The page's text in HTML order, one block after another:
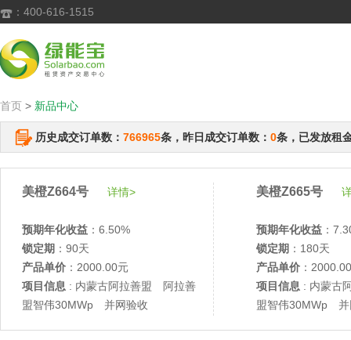
 ：400-616-1515
首页 > 新品中心
历史成交订单数： 766965条，昨日成交订单数： 0条，已发放租
美橙Z664号 详情>
预期年化收益 ：6.50%
锁定期 ：90天
产品单价 ：2000.00元
项目信息 : 内蒙古阿拉善盟 阿拉善
盟智伟30MWp 并网验收
美橙Z665号
预期年化收益 ：
锁定期 ：180天
产品单价 ：
项目信息 : 内蒙古
盟智伟30MWp 并